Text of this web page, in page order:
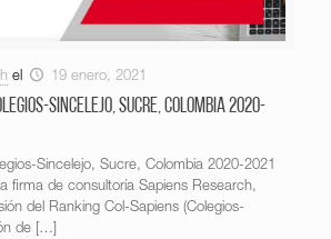
el 19 enero, 2021
Sincelejo, Sucre, Colombia 2020-
Sincelejo, Sucre, Colombia 2020-2021
firma de consultoría Sapiens Research,
del Ranking Col-Sapiens (Colegios-
de […]